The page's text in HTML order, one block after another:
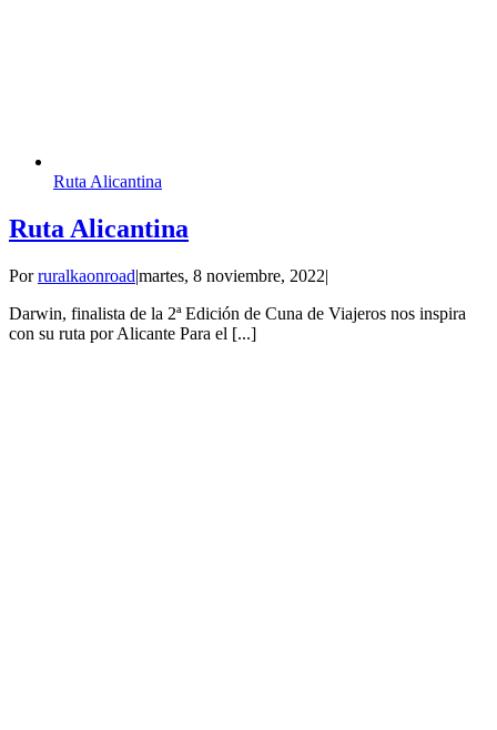
Ruta Alicantina
Ruta Alicantina
Porruralkaonroad|martes, 8 noviembre, 2022|
Darwin, finalista de la 2ª Edición de Cuna de Viajeros nos inspira
con su ruta por Alicante Para el [...]